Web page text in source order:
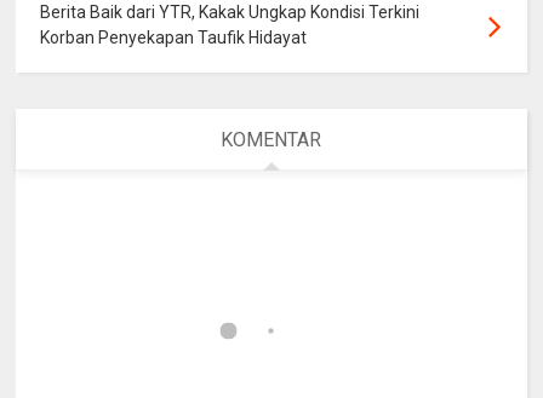
Berita Baik dari YTR, Kakak Ungkap Kondisi Terkini
Korban Penyekapan Taufik Hidayat
KOMENTAR